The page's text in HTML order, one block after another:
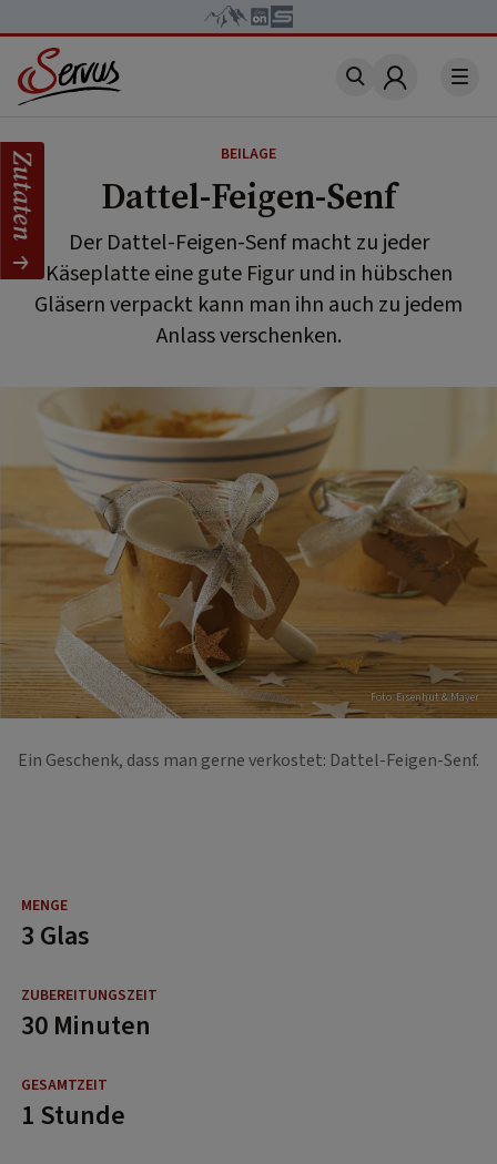
Account
BEILAGE
Dattel-Feigen-Senf
Der Dattel-Feigen-Senf macht zu jeder
Käseplatte eine gute Figur und in hübschen
Gläsern verpackt kann man ihn auch zu jedem
Anlass verschenken.
Foto: Eisenhut & Mayer
Ein Geschenk, dass man gerne verkostet: Dattel-Feigen-Senf.
3 Glas
30 Minuten
1 Stunde
Zutaten